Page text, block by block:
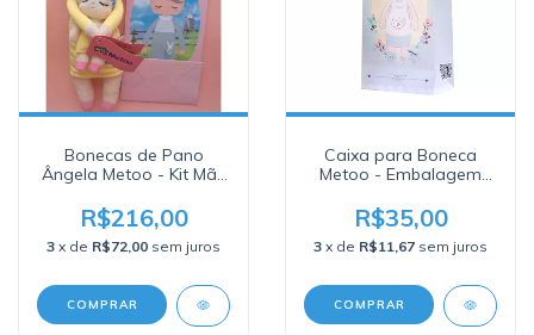
Bonecas de Pano
Ângela Metoo - Kit Mãe
R$216,00
3 x de R$72,00 sem juros
COMPRAR
Caixa para Boneca
Metoo - Embalagem
R$35,00
3 x de R$11,67 sem juros
COMPRAR